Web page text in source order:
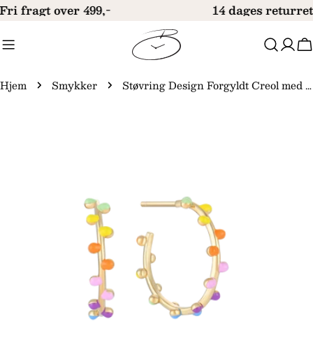
Gå
indhold
fragt over 499,- 14 dages returret
Hjem Smykker Støvring Design Forgyldt Creol med Farvet Knopper F10323957
medie 0 i modal